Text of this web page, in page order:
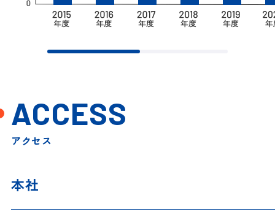
ACCESS
アクセス
本社